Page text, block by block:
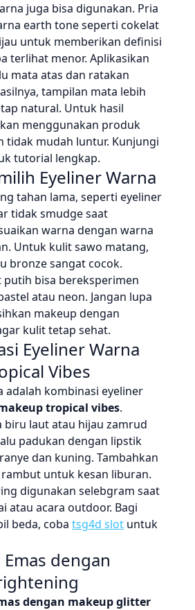
juga bisa digunakan. Pria
earth tone seperti cokelat
untuk memberikan definisi
terlihat menor. Aplikasikan
mata atas dan ratakan
tampilan mata lebih
natural. Untuk hasil
menggunakan produk
tidak mudah luntur. Kunjungi
tutorial lengkap.
Eyeliner Warna
tahan lama, seperti eyeliner
tidak smudge saat
warna dengan warna
Untuk kulit sawo matang,
bronze sangat cocok.
putih bisa bereksperimen
atau neon. Jangan lupa
makeup dengan
kulit tetap sehat.
Eyeliner Warna
Vibes
adalah kombinasi eyeliner
tropical vibes.
biru laut atau hijau zamrud
padukan dengan lipstik
dan kuning. Tambahkan
untuk kesan liburan.
digunakan selebgram saat
atau acara outdoor. Bagi
beda, coba tsg4d slot untuk
dengan
dengan makeup glitter